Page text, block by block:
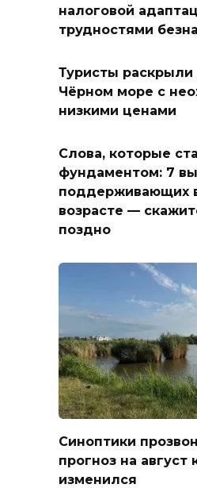
налоговой
трудностями
Туристы раскрыли
Чёрном море с
низкими ценами
Слова, которые
фундаментом: 7
поддерживающих
возрасте —
поздно
Синоптики
прогноз на август
изменился